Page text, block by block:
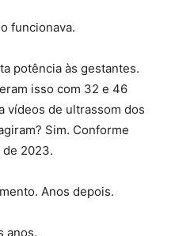
funcionava.
potência às gestantes.
isso com 32 e 46
vídeos de ultrassom dos
Sim. Conforme
2023.
Anos depois.
anos.